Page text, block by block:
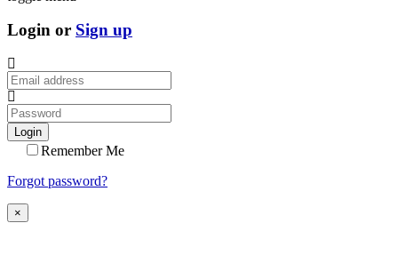
Login or Sign up
Login
Remember Me
Forgot password?
×